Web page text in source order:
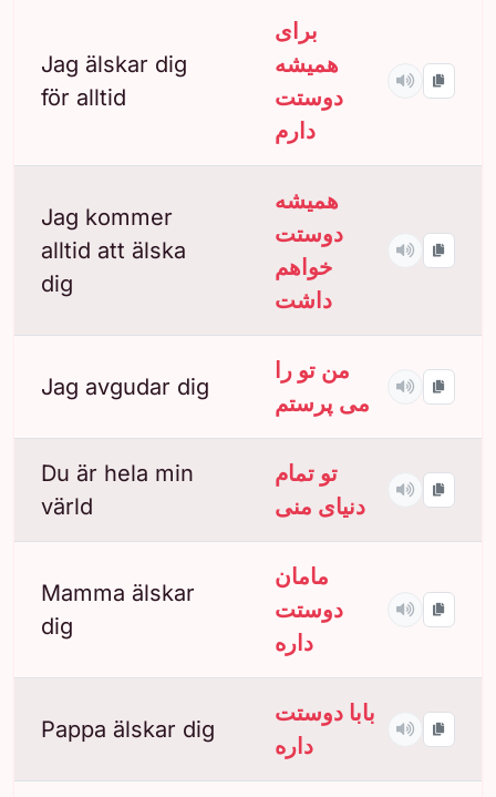
Jag älskar dig
för alltid
برای
همیشه
دوستت
دارم
Jag kommer
alltid att älska
dig
همیشه
دوستت
خواهم
داشت
Jag avgudar dig
من تو را
می پرستم
Du är hela min
värld
تو تمام
دنیای منی
Mamma älskar
dig
مامان
دوستت
داره
Pappa älskar dig
بابا دوستت
داره